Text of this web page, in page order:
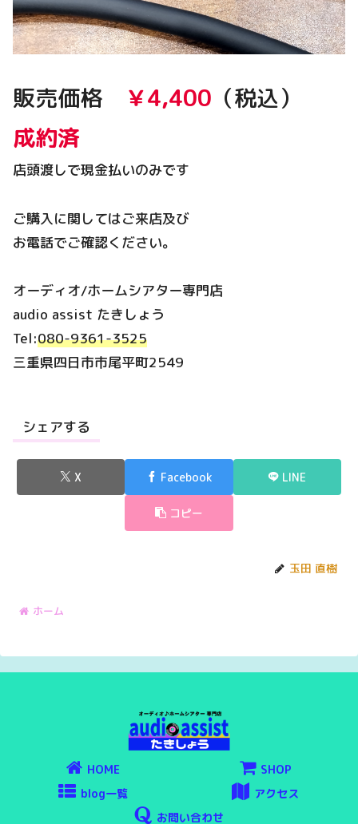
販売価格 ￥4,400 （税込）
成約済
店頭渡しで現金払いのみです
ご購入に関してはご来店及び
お電話でご確認ください。
オーディオ/ホームシアター専門店
audio assist たきしょう
Tel:080-9361-3525
三重県四日市市尾平町2549
シェアする
X Facebook LINE
コピー
玉田 直樹
ホーム
HOME
SHOP
blog一覧
アクセス
お問い合わせ